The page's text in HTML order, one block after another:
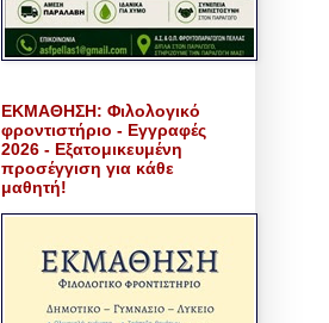
ΕΚΜΑΘΗΣΗ: Φιλολογικό
φροντιστήριο - Εγγραφές
2026 - Εξατομικευμένη
προσέγγιση για κάθε
μαθητή!